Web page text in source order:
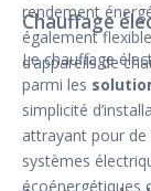
rendement
également
d’appareils de
Chauffage
Le chauffage
parmi les
simplicité
attrayant pour
systèmes
écoénergétiques